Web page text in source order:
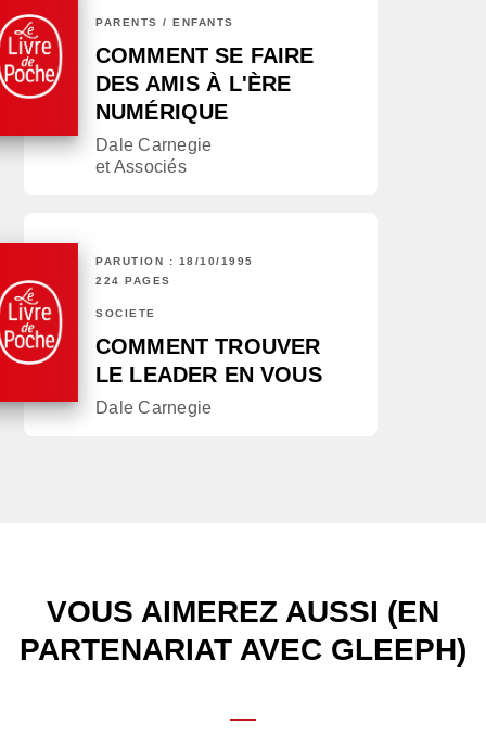
PARENTS / ENFANTS
COMMENT SE FAIRE
DES AMIS À L'ÈRE
NUMÉRIQUE
Dale Carnegie
et Associés
PARUTION : 18/10/1995
224 PAGES
SOCIÉTÉ
COMMENT TROUVER
LE LEADER EN VOUS
Dale Carnegie
VOUS AIMEREZ AUSSI (EN
PARTENARIAT AVEC GLEEPH)